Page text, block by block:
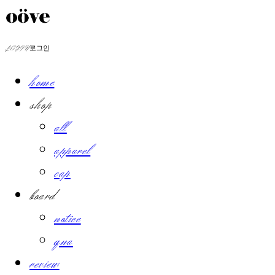
LOG IN로그인
home
shop
all
apparel
cap
board
notice
qna
review